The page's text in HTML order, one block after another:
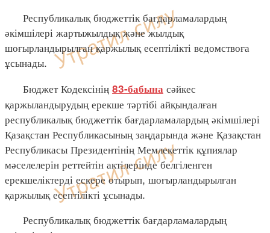
Республикалық бюджеттік бағдарламалардың
әкімшілері жартыжылдық және жылдық
шоғырландырылған қаржылық есептілікті ведомствоға
ұсынады.
Бюджет Кодексінің 83-бабына сәйкес
қаржыландырудың ерекше тәртібі айқындалған
республикалық бюджеттік бағдарламалардың әкімшілері
Қазақстан Республикасының заңдарында және Қазақстан
Республикасы Президентінің Мемлекеттік құпиялар
мәселелерін реттейтін актілерінде белгіленген
ерекшеліктерді ескере отырып, шоғырландырылған
қаржылық есептілікті ұсынады.
Республикалық бюджеттік бағдарламалардың